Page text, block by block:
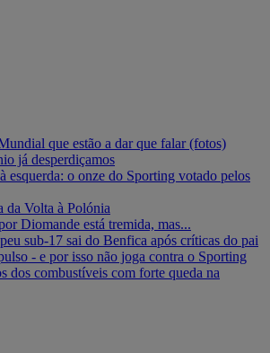
que estão a dar que falar (fotos)
já desperdiçamos
esquerda: o onze do Sporting votado pelos
da Volta à Polónia
Diomande está tremida, mas...
sub-17 sai do Benfica após críticas do pai
- e por isso não joga contra o Sporting
dos combustíveis com forte queda na